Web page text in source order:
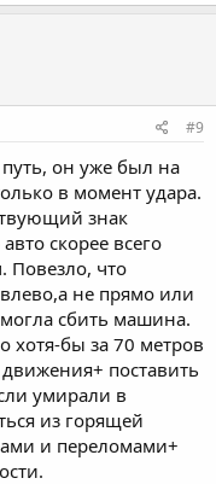
#9
он уже был на
в момент удара.
знак
скорее всего
что
не прямо или
сбить машина.
хотя-бы за 70 метров
поставить
умирали в
из горящей
и переломами+